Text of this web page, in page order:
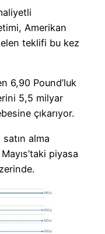
Amerikan
teklifi bu kez
6,90 Pound’luk
5,5 milyar
çıkarıyor.
alma
piyasa